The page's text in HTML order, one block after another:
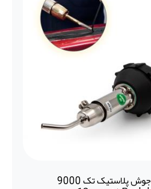
سشوار صنعتی جوش پلاستیک تک 9000